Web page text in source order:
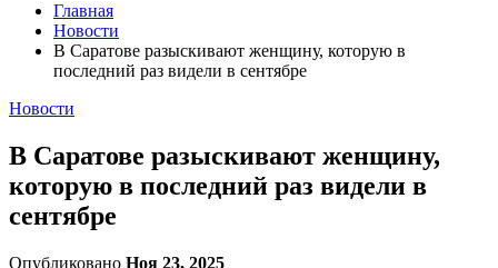
Главная
Новости
В Саратове разыскивают женщину, которую в
последний раз видели в сентябре
Новости
В Саратове разыскивают женщину,
которую в последний раз видели в
сентябре
Опубликовано Ноя 23, 2025